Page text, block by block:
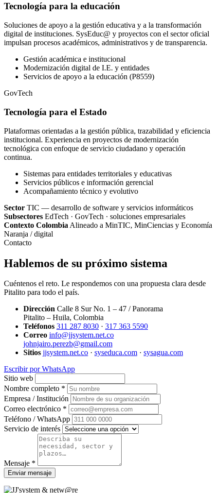
Tecnología para la educación
Soluciones de apoyo a la gestión educativa y a la transformación
digital de instituciones. SysEduc@ y proyectos con el sector oficial
impulsan procesos académicos, administrativos y de transparencia.
Gestión académica e institucional
Modernización digital de I.E. y entidades
Servicios de apoyo a la educación (P8559)
GovTech
Tecnología para el Estado
Plataformas orientadas a la gestión pública, trazabilidad y eficiencia
institucional. Experiencia en proyectos de modernización
tecnológica con enfoque de servicio ciudadano y operación
continua.
Sistemas para entidades territoriales y educativas
Servicios públicos e información gerencial
Acompañamiento técnico y evolutivo
Sector TIC — desarrollo de software y servicios informáticos
Subsectores EdTech · GovTech · soluciones empresariales
Contexto Colombia Alineado a MinTIC, MinCiencias y Economía
Naranja / digital
Contacto
Hablemos de su próximo sistema
Cuéntenos el reto. Le respondemos con una propuesta clara desde
Pitalito para todo el país.
Dirección Calle 8 Sur No. 1 – 47 / Panorama
Pitalito – Huila, Colombia
Teléfonos 311 287 8030 · 317 363 5590
Correo info@jjsystem.net.co
johnjairo.perezb@gmail.com
Sitios jjsystem.net.co · syseduca.com · sysagua.com
Escribir por WhatsApp
Sitio web
Nombre completo *
Empresa / Institución
Correo electrónico *
Teléfono / WhatsApp
Servicio de interés
Mensaje *
Enviar mensaje